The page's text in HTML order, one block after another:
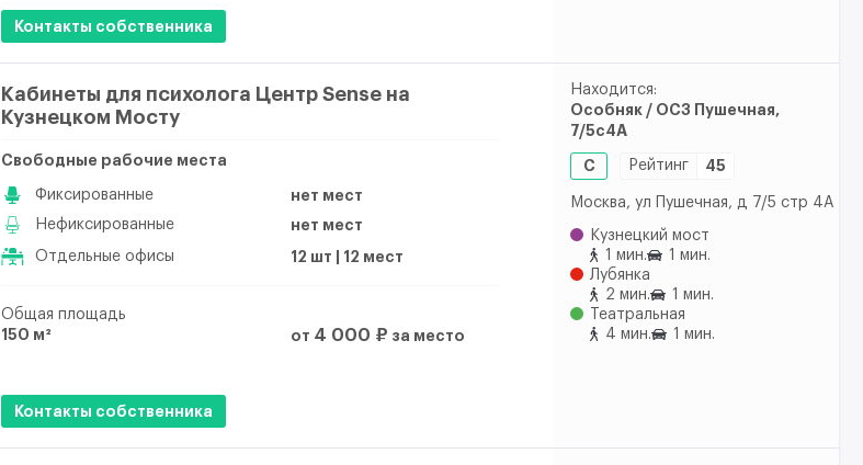
Контакты собственника
Кабинеты для психолога Центр Sense на
Кузнецком Мосту
Свободные рабочие места
Фиксированные
нет мест
Нефиксированные
нет мест
Отдельные офисы 12 шт | 12 мест
Общая площадь
150 м²
от 4 000 ₽ за место
Контакты собственника
Находится:
Особняк / ОСЗ Пушечная,
7/5с4А
C Рейтинг 45
Москва, ул Пушечная, д 7/5 стр 4А
Кузнецкий мост
1 мин.
1 мин.
Лубянка
2 мин.
1 мин.
Театральная
4 мин.
1 мин.